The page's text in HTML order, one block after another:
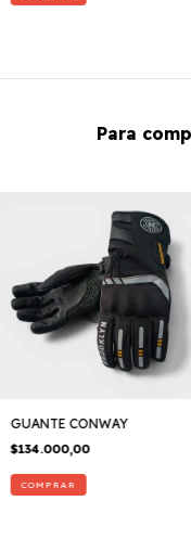
Para
GUANTE CONWAY
$134.000,00
COMPRAR